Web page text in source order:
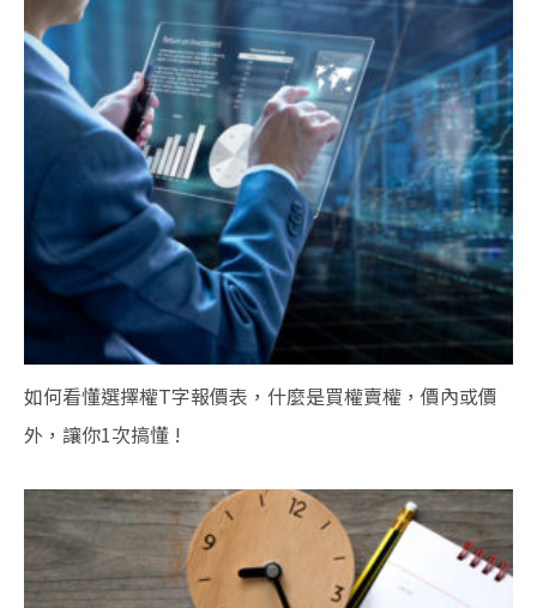
如何看懂選擇權T字報價表，什麼是買權賣權，價內或價
外，讓你1次搞懂 !